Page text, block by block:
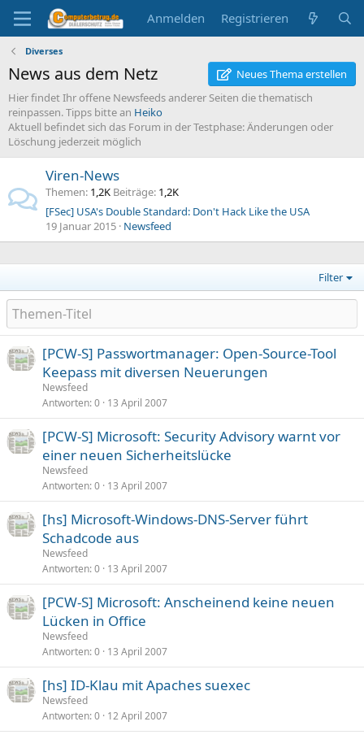
Anmelden Registrieren
Diverses
News aus dem Netz
Neues Thema erstellen
Hier findet Ihr offene Newsfeeds anderer Seiten die thematisch
reinpassen. Tipps bitte an Heiko
Aktuell befindet sich das Forum in der Testphase: Änderungen oder
Löschung jederzeit möglich
Viren-News
Themen 1,2K Beiträge 1,2K
[FSec] USA's Double Standard: Don't Hack Like the USA
19 Januar 2015 Newsfeed
Filter
[PCW-S] Passwortmanager: Open-Source-Tool
Keepass mit diversen Neuerungen
Newsfeed
Antworten 0 13 April 2007
[PCW-S] Microsoft: Security Advisory warnt vor
einer neuen Sicherheitslücke
Newsfeed
Antworten 0 13 April 2007
[hs] Microsoft-Windows-DNS-Server führt
Schadcode aus
Newsfeed
Antworten 0 13 April 2007
[PCW-S] Microsoft: Anscheinend keine neuen
Lücken in Office
Newsfeed
Antworten 0 13 April 2007
[hs] ID-Klau mit Apaches suexec
Newsfeed
Antworten 0 12 April 2007